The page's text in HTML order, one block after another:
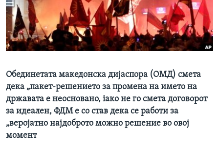
ИНТЕРВЈУА
Јазици
Обединетата македонска дијаспора (ОМД) смета
дека „пакет-решението за промена на името на
државата е неосновано, iако не го смета договорот
за идеален, ФДМ е со став дека се работи за
„веројатно најдоброто можно решение во овој
момент